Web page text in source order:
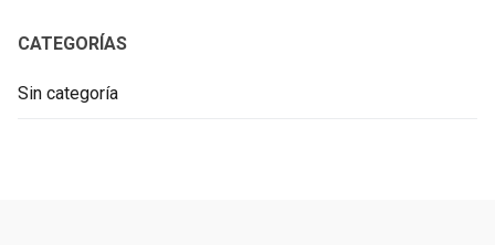
CATEGORÍAS
Sin categoría